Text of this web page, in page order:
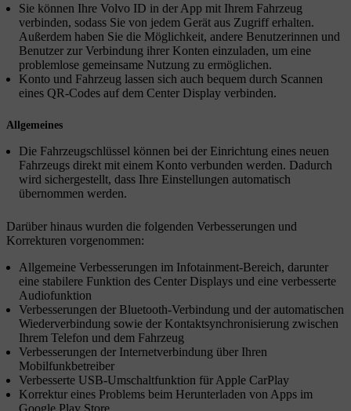
Sie können Ihre Volvo ID in der App mit Ihrem Fahrzeug
verbinden, sodass Sie von jedem Gerät aus Zugriff erhalten.
Außerdem haben Sie die Möglichkeit, andere Benutzerinnen und
Benutzer zur Verbindung ihrer Konten einzuladen, um eine
problemlose gemeinsame Nutzung zu ermöglichen.
Konto und Fahrzeug lassen sich auch bequem durch Scannen
eines QR-Codes auf dem Center Display verbinden.
Allgemeines
Die Fahrzeugschlüssel können bei der Einrichtung eines neuen
Fahrzeugs direkt mit einem Konto verbunden werden. Dadurch
wird sichergestellt, dass Ihre Einstellungen automatisch
übernommen werden.
Darüber hinaus wurden die folgenden Verbesserungen und
Korrekturen vorgenommen:
Allgemeine Verbesserungen im Infotainment-Bereich, darunter
eine stabilere Funktion des Center Displays und eine verbesserte
Audiofunktion
Verbesserungen der Bluetooth-Verbindung und der automatischen
Wiederverbindung sowie der Kontaktsynchronisierung zwischen
Ihrem Telefon und dem Fahrzeug
Verbesserungen der Internetverbindung über Ihren
Mobilfunkbetreiber
Verbesserte USB-Umschaltfunktion für Apple CarPlay
Korrektur eines Problems beim Herunterladen von Apps im
Google Play Store